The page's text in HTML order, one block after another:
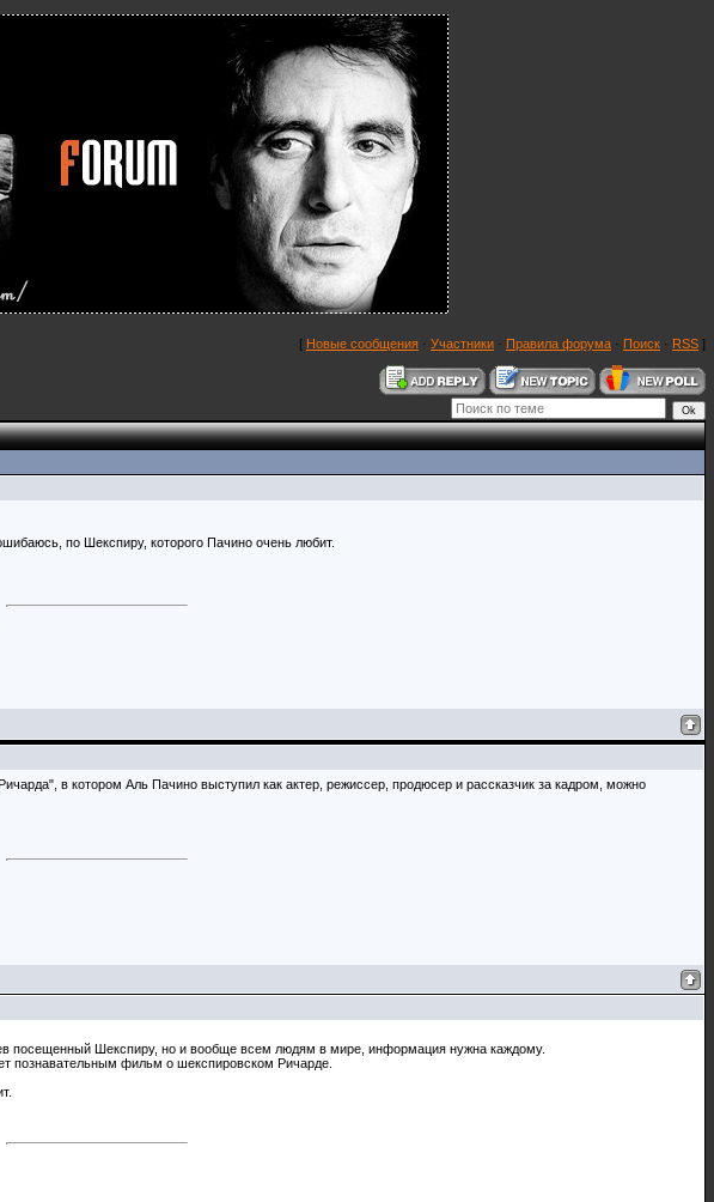
[ Новые сообщения · Участники · Правила форума · Поиск · RSS ]
по Шекспиру, которого Пачино очень любит.
в котором Аль Пачино выступил как актер, режиссер, продюсер и рассказчик за кадром, можно
посещенный Шекспиру, но и вообще всем людям в мире, информация нужна каждому.
познавательным фильм о шекспировском Ричарде.